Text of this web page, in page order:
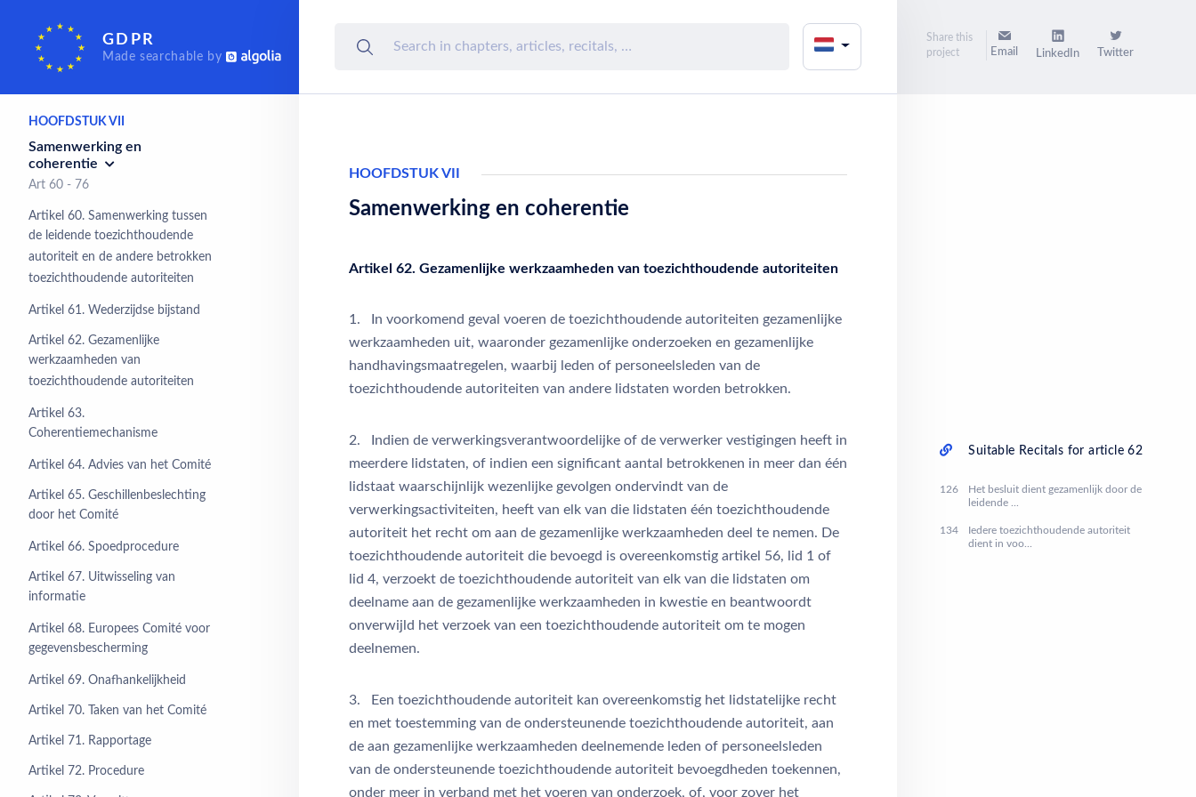
GDPR
Made searchable by
toezichthoudende
autoriteiten
Art 51 - 59
HOOFDSTUK VII
Samenwerking en
coherentie
Art 60 - 76
Artikel 60. Samenwerking tussen
de leidende toezichthoudende
autoriteit en de andere betrokken
toezichthoudende autoriteiten
Artikel 61. Wederzijdse bijstand
Artikel 62. Gezamenlijke
werkzaamheden van
toezichthoudende autoriteiten
Artikel 63.
Coherentiemechanisme
Artikel 64. Advies van het Comité
Artikel 65. Geschillenbeslechting
door het Comité
Artikel 66. Spoedprocedure
Artikel 67. Uitwisseling van
informatie
Artikel 68. Europees Comité voor
gegevensbescherming
Artikel 69. Onafhankelijkheid
Artikel 70. Taken van het Comité
Artikel 71. Rapportage
Artikel 72. Procedure
HOOFDSTUK VII
Samenwerking en coherentie
Artikel 62. Gezamenlijke werkzaamheden van toezichthoudende autoriteiten
1. In voorkomend geval voeren de toezichthoudende autoriteiten gezamenlijke
werkzaamheden uit, waaronder gezamenlijke onderzoeken en gezamenlijke
handhavingsmaatregelen, waarbij leden of personeelsleden van de
toezichthoudende autoriteiten van andere lidstaten worden betrokken.
2. Indien de verwerkingsverantwoordelijke of de verwerker vestigingen heeft in
meerdere lidstaten, of indien een significant aantal betrokkenen in meer dan één
lidstaat waarschijnlijk wezenlijke gevolgen ondervindt van de
verwerkingsactiviteiten, heeft van elk van die lidstaten één toezichthoudende
autoriteit het recht om aan de gezamenlijke werkzaamheden deel te nemen. De
toezichthoudende autoriteit die bevoegd is overeenkomstig artikel 56, lid 1 of
lid 4, verzoekt de toezichthoudende autoriteit van elk van die lidstaten om
deelname aan de gezamenlijke werkzaamheden in kwestie en beantwoordt
onverwijld het verzoek van een toezichthoudende autoriteit om te mogen
deelnemen.
3. Een toezichthoudende autoriteit kan overeenkomstig het lidstatelijke recht
en met toestemming van de ondersteunende toezichthoudende autoriteit, aan
de aan gezamenlijke werkzaamheden deelnemende leden of personeelsleden
van de ondersteunende toezichthoudende autoriteit bevoegdheden toekennen,
onder meer in verband met het voeren van onderzoek, of, voor zover het
Share this
project
Email LinkedIn Twitter
Suitable Recitals for article 62
126
Het besluit dient gezamenlijk door de
leidende ...
134
Iedere toezichthoudende autoriteit
dient in voo...